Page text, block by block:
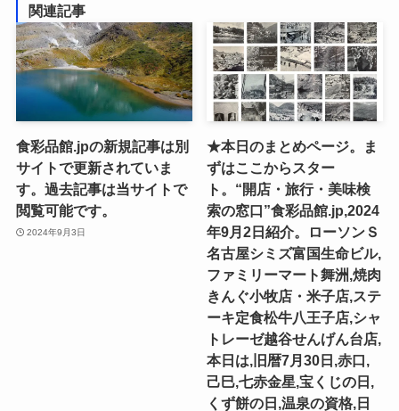
関連記事
食彩品館.jpの新規記事は別
サイトで更新されていま
す。過去記事は当サイトで
閲覧可能です。
2024年9月3日
★本日のまとめページ。ま
ずはここからスター
ト。“開店・旅行・美味検
索の窓口”食彩品館.jp,2024
年9月2日紹介。ローソンＳ
名古屋シミズ富国生命ビル,
ファミリーマート舞洲,焼肉
きんぐ小牧店・米子店,ステ
ーキ定食松牛八王子店,シャ
トレーゼ越谷せんげん台店,
本日は,旧暦7月30日,赤口,
己巳,七赤金星,宝くじの日,
くず餅の日,温泉の資格,日